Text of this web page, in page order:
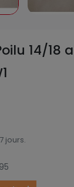
14/18
jours.